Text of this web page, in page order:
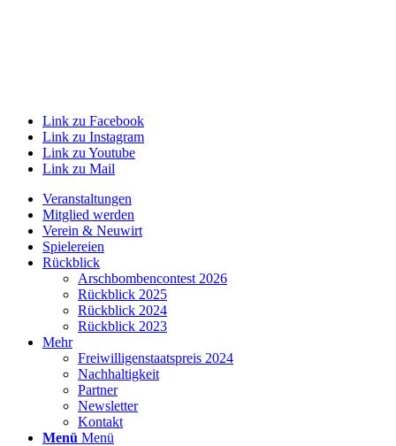
Link zu Facebook
Link zu Instagram
Link zu Youtube
Link zu Mail
Veranstaltungen
Mitglied werden
Verein & Neuwirt
Spielereien
Rückblick
Arschbombencontest 2026
Rückblick 2025
Rückblick 2024
Rückblick 2023
Mehr
Freiwilligenstaatspreis 2024
Nachhaltigkeit
Partner
Newsletter
Kontakt
Menü Menü